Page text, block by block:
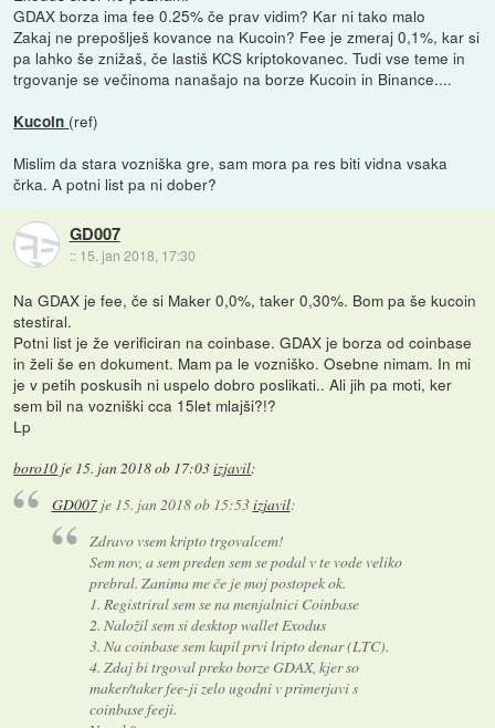
GDAX borza ima fee 0.25% če prav vidim? Kar ni tako malo
Zakaj ne prepošlješ kovance na Kucoin? Fee je zmeraj 0,1%, kar si
pa lahko še znižaš, če lastiš KCS kriptokovanec. Tudi vse teme in
trgovanje se večinoma nanašajo na borze Kucoin in Binance....
Kucoin (ref)
Mislim da stara vozniška gre, sam mora pa res biti vidna vsaka
črka. A potni list pa ni dober?
GD007
:: 15. jan 2018, 17:30
Na GDAX je fee, če si Maker 0,0%, taker 0,30%. Bom pa še kucoin
stestiral.
Potni list je že verificiran na coinbase. GDAX je borza od coinbase
in želi še en dokument. Mam pa le vozniško. Osebne nimam. In mi
je v petih poskusih ni uspelo dobro poslikati.. Ali jih pa moti, ker
sem bil na vozniški cca 15let mlajši?!?
Lp
boro10 je 15. jan 2018 ob 17:03izjavil:
GD007je 15. jan 2018 ob 15:53izjavil:
Zdravo vsem kripto trgovalcem!
Sem nov, a sem preden sem se podal v te vode veliko
prebral. Zanima me če je moj postopek ok.
1. Registriral sem se na menjalnici Coinbase
2. Naložil sem si desktop wallet Exodus
3. Na coinbase sem kupil prvi lripto denar (LTC).
4. Zdaj bi trgoval preko borze GDAX, kjer so
maker/taker fee-ji zelo ugodni v primerjavi s
coinbase feeji.